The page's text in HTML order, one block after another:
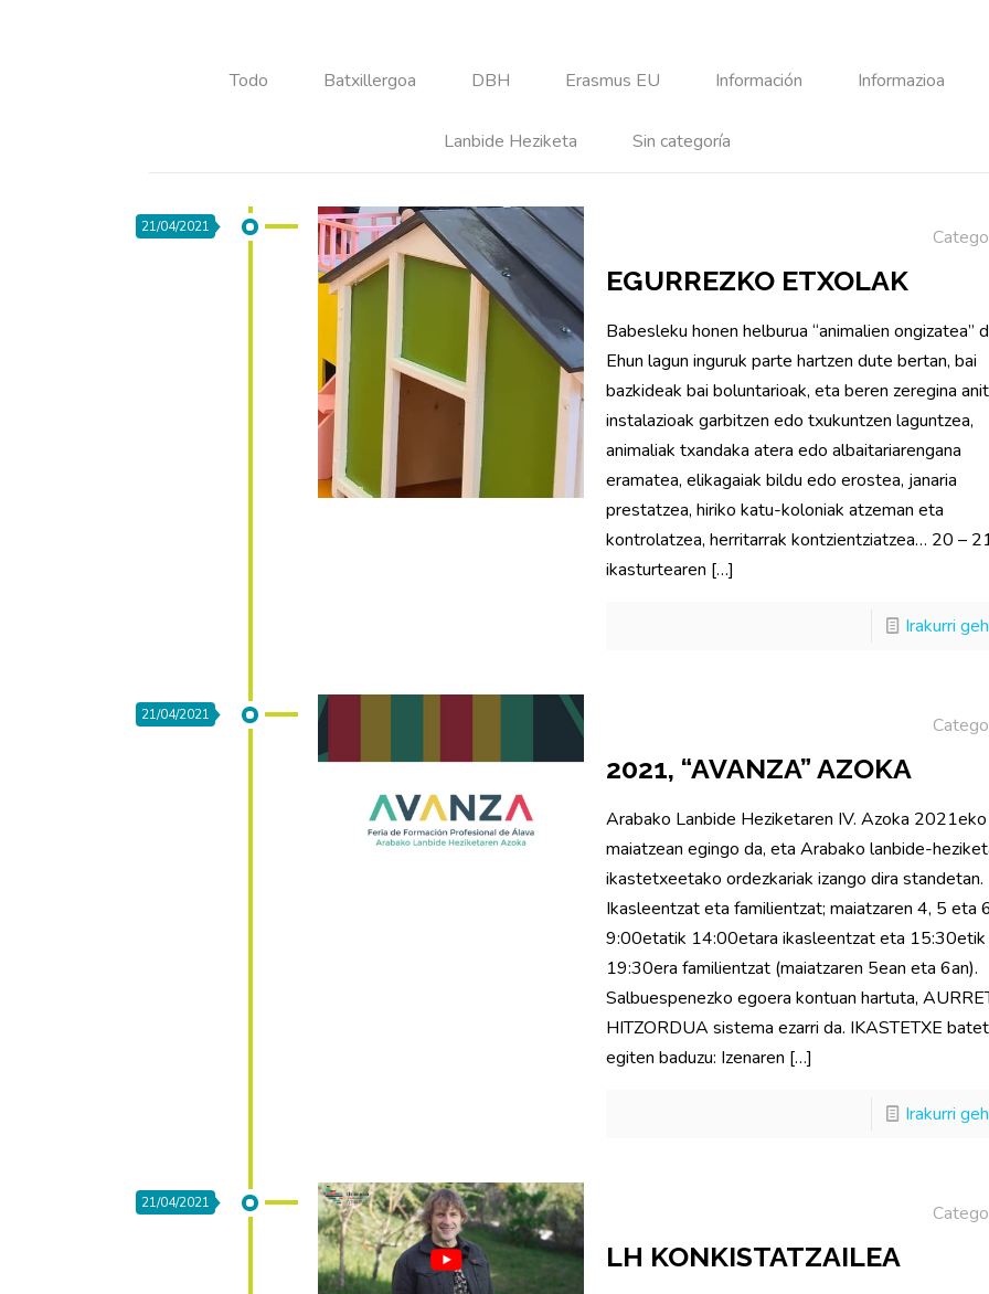
Todo Batxillergoa DBH Erasmus EU Información Informazioa
Lanbide Heziketa Sin categoría
21/04/2021
EGURREZKO ETXOLAK
Babesleku honen helburua “animalien ongizatea”
Ehun lagun inguruk parte hartzen dute bertan, bai
bazkideak bai boluntarioak, eta beren zeregina
instalazioak garbitzen edo txukuntzen laguntzea,
animaliak txandaka atera edo albaitariarengana
eramatea, elikagaiak bildu edo erostea, janaria
prestatzea, hiriko katu-koloniak atzeman eta
kontrolatzea, herritarrak kontzientziatzea… 20 –
ikasturtearen […]
Irakurri
21/04/2021
2021, “AVANZA” AZOKA
Arabako Lanbide Heziketaren IV. Azoka 2021eko
maiatzean egingo da, eta Arabako lanbide-
ikastetxeetako ordezkariak izango dira standetan.
Ikasleentzat eta familientzat; maiatzaren 4, 5 eta
9:00etatik 14:00etara ikasleentzat eta 15:30etik
19:30era familientzat (maiatzaren 5ean eta 6an).
Salbuespenezko egoera kontuan hartuta,
HITZORDUA sistema ezarri da. IKASTETXE
egiten baduzu: Izenaren […]
Irakurri
21/04/2021
LH KONKISTATZAILEA